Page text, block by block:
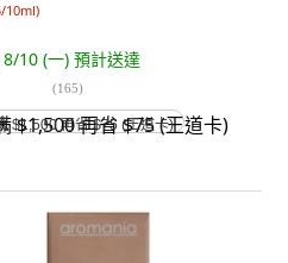
10ml)
8/10 (一) 預計送達
(165)
$1,500 再省 $75 (王道卡)